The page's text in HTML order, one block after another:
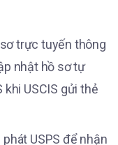
trực tuyến thông
nhật hồ sơ tự
khi USCIS gửi thẻ
USPS để nhận